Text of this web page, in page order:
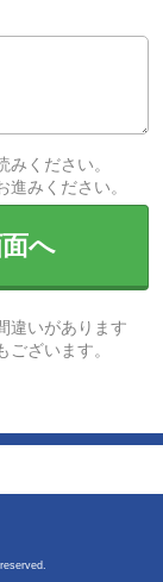
みください。
進みください。
へ
違いがあります
ざいます。